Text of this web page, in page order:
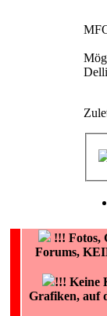
!!! Fotos,
Forums,
!!! Keine
Grafiken, auf